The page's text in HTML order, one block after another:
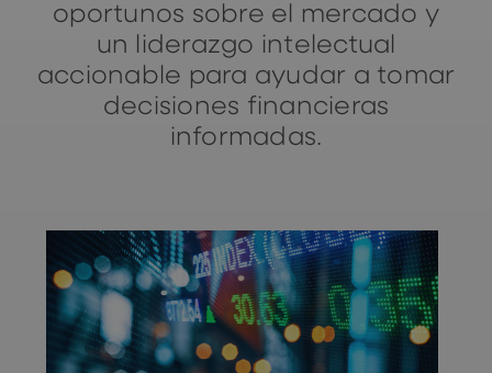
oportunos sobre el mercado y
un liderazgo intelectual
accionable para ayudar a tomar
decisiones financieras
informadas.